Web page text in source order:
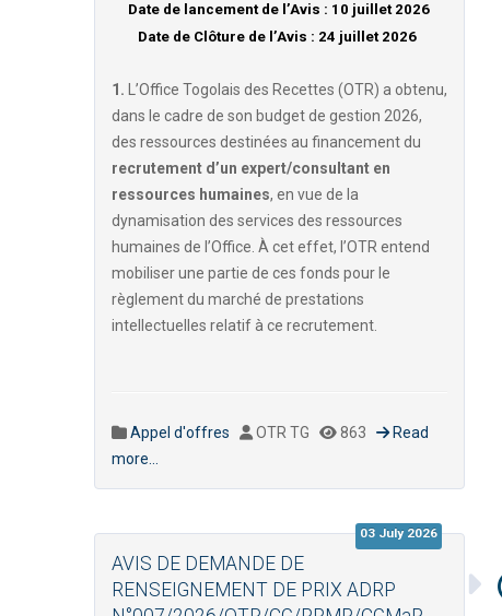
Date de lancement de l’Avis : 10 juillet 2026
Date de Clôture de l’Avis : 24 juillet 2026
1. L’Office Togolais des Recettes (OTR) a obtenu,
dans le cadre de son budget de gestion 2026,
des ressources destinées au financement du
recrutement d’un expert/consultant en
ressources humaines, en vue de la
dynamisation des services des ressources
humaines de l’Office. À cet effet, l’OTR entend
mobiliser une partie de ces fonds pour le
règlement du marché de prestations
intellectuelles relatif à ce recrutement.
Appel d'offres OTR TG 863
Read
more...
03 July 2026
AVIS DE DEMANDE DE
RENSEIGNEMENT DE PRIX ADRP